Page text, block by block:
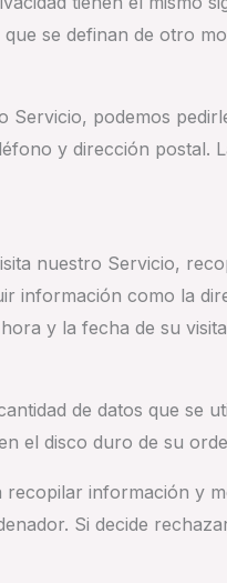
se definan de otro
Servicio, podemos
y dirección
nuestro Servicio,
información como la
y la fecha de su
de datos que se
el disco duro de su
recopilar información y
Si decide